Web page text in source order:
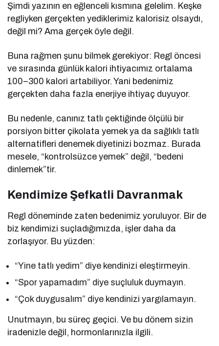
Şimdi yazının en eğlenceli kısmına gelelim. Keşke
regliyken gerçekten yediklerimiz kalorisiz olsaydı,
değil mi? Ama gerçek öyle değil.
Buna rağmen şunu bilmek gerekiyor: Regl öncesi
ve sırasında günlük kalori ihtiyacımız ortalama
100–300 kalori artabiliyor. Yani bedenimiz
gerçekten daha fazla enerjiye ihtiyaç duyuyor.
Bu nedenle, canınız tatlı çektiğinde ölçülü bir
porsiyon bitter çikolata yemek ya da sağlıklı tatlı
alternatifleri denemek diyetinizi bozmaz. Burada
mesele, “kontrolsüzce yemek” değil, “bedeni
dinlemek”tir.
Kendimize Şefkatli Davranmak
Regl döneminde zaten bedenimiz yoruluyor. Bir de
biz kendimizi suçladığımızda, işler daha da
zorlaşıyor. Bu yüzden:
“Yine tatlı yedim” diye kendinizi eleştirmeyin.
“Spor yapamadım” diye suçluluk duymayın.
“Çok duygusalım” diye kendinizi yargılamayın.
Unutmayın, bu süreç geçici. Ve bu dönem sizin
iradenizle değil, hormonlarınızla ilgili.